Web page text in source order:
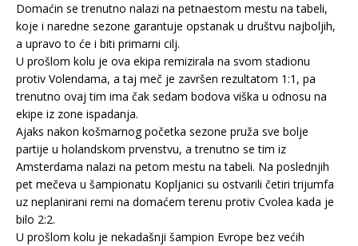
Domaćin se trenutno nalazi na petnaestom mestu na tabeli,
koje i naredne sezone garantuje opstanak u društvu najboljih,
a upravo to će i biti primarni cilj.
U prošlom kolu je ova ekipa remizirala na svom stadionu
protiv Volendama, a taj meč je završen rezultatom 1:1, pa
trenutno ovaj tim ima čak sedam bodova viška u odnosu na
ekipe iz zone ispadanja.
Ajaks nakon košmarnog početka sezone pruža sve bolje
partije u holandskom prvenstvu, a trenutno se tim iz
Amsterdama nalazi na petom mestu na tabeli. Na poslednjih
pet mečeva u šampionatu Kopljanici su ostvarili četiri trijumfa
uz neplanirani remi na domaćem terenu protiv Cvolea kada je
bilo 2:2.
U prošlom kolu je nekadašnji šampion Evrope bez većih